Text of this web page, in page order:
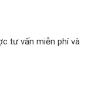
tư vấn miễn phí và